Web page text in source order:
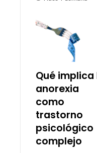
Qué implica
anorexia
como
trastorno
psicológico
complejo